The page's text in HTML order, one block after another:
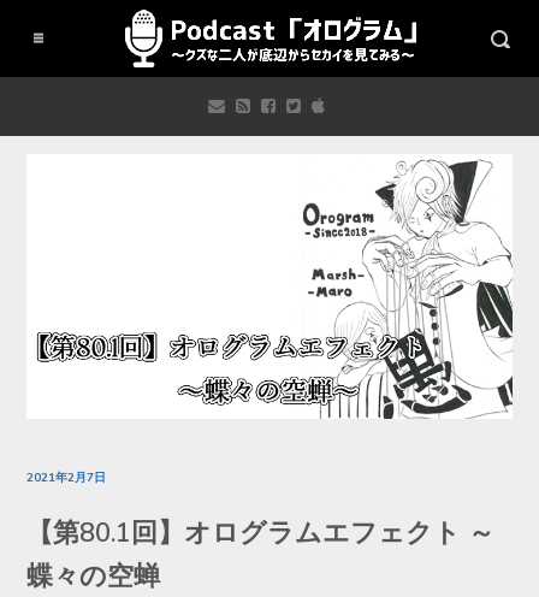
2021年2月7日
【第80.1回】オログラムエフェクト ～
蝶々の空蝉